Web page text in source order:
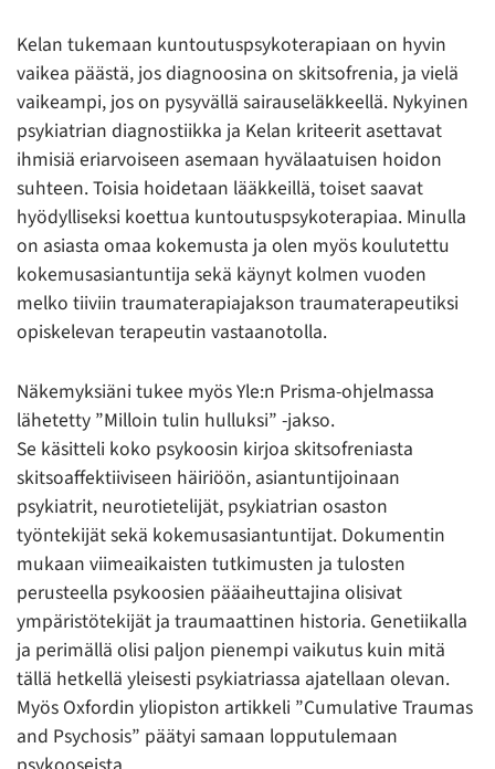
Kelan tukemaan kuntoutuspsykoterapiaan on hyvin
vaikea päästä, jos diagnoosina on skitsofrenia, ja vielä
vaikeampi, jos on pysyvällä sairauseläkkeellä. Nykyinen
psykiatrian diagnostiikka ja Kelan kriteerit asettavat
ihmisiä eriarvoiseen asemaan hyvälaatuisen hoidon
suhteen. Toisia hoidetaan lääkkeillä, toiset saavat
hyödylliseksi koettua kuntoutuspsykoterapiaa. Minulla
on asiasta omaa kokemusta ja olen myös koulutettu
kokemusasiantuntija sekä käynyt kolmen vuoden
melko tiiviin traumaterapiajakson traumaterapeutiksi
opiskelevan terapeutin vastaanotolla.
Näkemyksiäni tukee myös Yle:n Prisma-ohjelmassa
lähetetty ”Milloin tulin hulluksi” -jakso.
Se käsitteli koko psykoosin kirjoa skitsofreniasta
skitsoaffektiiviseen häiriöön, asiantuntijoinaan
psykiatrit, neurotietelijät, psykiatrian osaston
työntekijät sekä kokemusasiantuntijat. Dokumentin
mukaan viimeaikaisten tutkimusten ja tulosten
perusteella psykoosien pääaiheuttajina olisivat
ympäristötekijät ja traumaattinen historia. Genetiikalla
ja perimällä olisi paljon pienempi vaikutus kuin mitä
tällä hetkellä yleisesti psykiatriassa ajatellaan olevan.
Myös Oxfordin yliopiston artikkeli ”Cumulative Traumas
and Psychosis” päätyi samaan lopputulemaan